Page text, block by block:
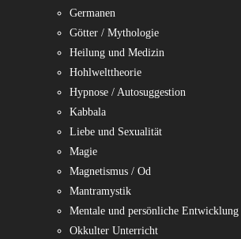
Germanen
Götter / Mythologie
Heilung und Medizin
Hohlwelttheorie
Hypnose / Autosuggestion
Kabbala
Liebe und Sexualität
Magie
Magnetismus / Od
Mantramystik
Mentale und persönliche Entwicklung
Okkulter Unterricht